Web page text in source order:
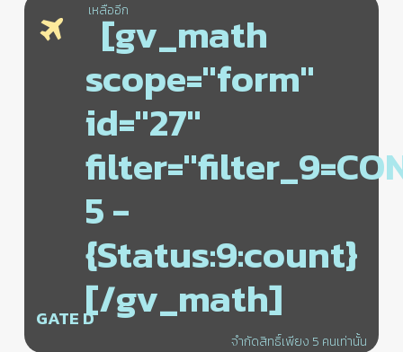
เหลืออีก
[gv_math
scope="form"
id="27"
5 -
{Status:9:count}
[/gv_math]
GATE D
จำกัดสิทธิ์เพียง 5 คนเท่านั้น